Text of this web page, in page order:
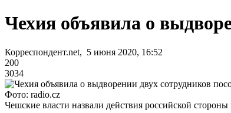
Чехия объявила о
Корреспондент.net, 5 июня 2020, 16:52
200
3034
Фото: radio.cz
Чешские власти назвали действия российской